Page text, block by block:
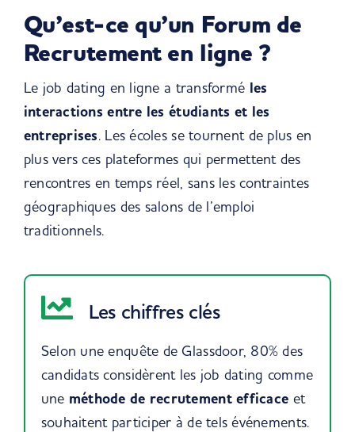
Qu’est-ce qu’un Forum de
Recrutement en ligne ?
Le job dating en ligne a transformé les
interactions entre les étudiants et les
entreprises. Les écoles se tournent de plus en
plus vers ces plateformes qui permettent des
rencontres en temps réel, sans les contraintes
géographiques des salons de l’emploi
traditionnels.
Les chiffres clés
Selon une enquête de Glassdoor, 80% des
candidats considèrent les job dating comme
une méthode de recrutement efficace et
souhaitent participer à de tels événements.